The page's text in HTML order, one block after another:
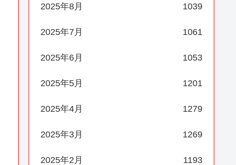
2025年8月 1039
2025年7月 1061
2025年6月 1053
2025年5月 1201
2025年4月 1279
2025年3月 1269
2025年2月 1193